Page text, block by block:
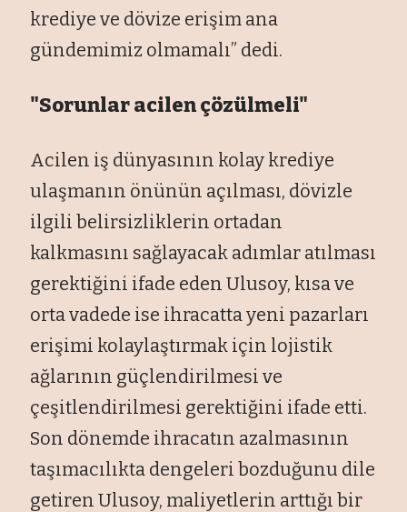
krediye ve dövize erişim ana
gündemimiz olmamalı” dedi.
"Sorunlar acilen çözülmeli"
Acilen iş dünyasının kolay krediye
ulaşmanın önünün açılması, dövizle
ilgili belirsizliklerin ortadan
kalkmasını sağlayacak adımlar atılması
gerektiğini ifade eden Ulusoy, kısa ve
orta vadede ise ihracatta yeni pazarları
erişimi kolaylaştırmak için lojistik
ağlarının güçlendirilmesi ve
çeşitlendirilmesi gerektiğini ifade etti.
Son dönemde ihracatın azalmasının
taşımacılıkta dengeleri bozduğunu dile
getiren Ulusoy, maliyetlerin arttığı bir